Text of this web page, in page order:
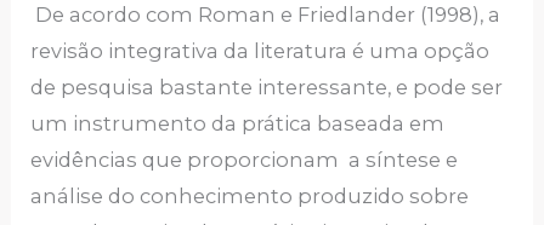
De acordo com Roman e Friedlander (1998), a
revisão integrativa da literatura é uma opção
de pesquisa bastante interessante, e pode ser
um instrumento da prática baseada em
evidências que proporcionam a síntese e
análise do conhecimento produzido sobre